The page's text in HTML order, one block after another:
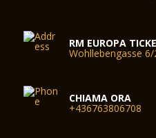
RM EUROPA
Wohllebengasse
CHIAMA ORA
+436763806708